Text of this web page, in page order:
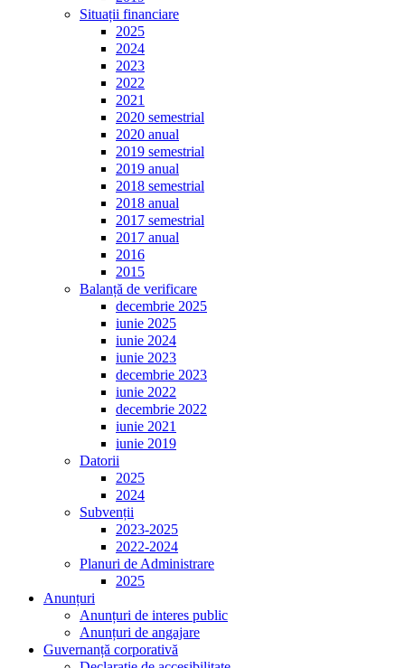
Situații financiare
2025
2024
2023
2022
2021
2020 semestrial
2020 anual
2019 semestrial
2019 anual
2018 semestrial
2018 anual
2017 semestrial
2017 anual
2016
2015
Balanță de verificare
decembrie 2025
iunie 2025
iunie 2024
iunie 2023
decembrie 2023
iunie 2022
decembrie 2022
iunie 2021
iunie 2019
Datorii
2025
2024
Subvenții
2023-2025
2022-2024
Planuri de Administrare
2025
Anunțuri
Anunțuri de interes public
Anunțuri de angajare
Guvernanță corporativă